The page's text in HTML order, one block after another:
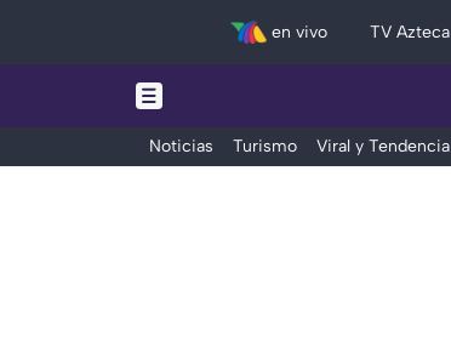
en vivo TV Azteca
Noticias Turismo Viral y Tendencia